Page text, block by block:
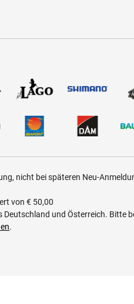
nicht bei späteren Neu-
von€ 50,00
Deutschland und Österreich. Bitte
.